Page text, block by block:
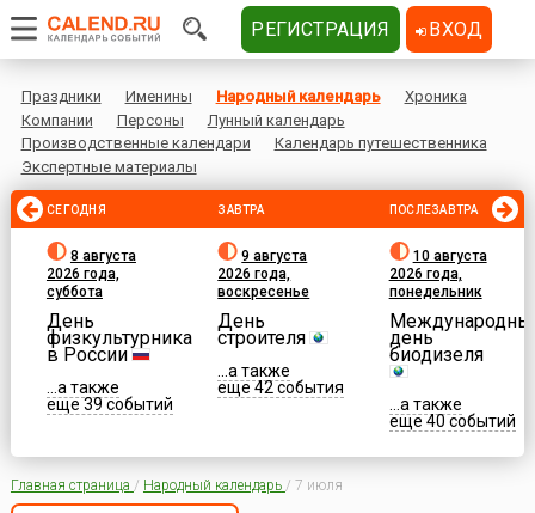
Праздники Именины Народный календарь
Хроника
Компании
Персоны
Лунный календарь
Производственные календари
Календарь путешественника
Экспертные материалы
СЕГОДНЯ
8 августа
2026 года,
суббота
День
физкультурника
в России
...а также
еще 39 событий
ЗАВТРА
9 августа
2026 года,
воскресенье
День
строителя
...а также
еще 42 события
ПОСЛЕЗАВТРА
10 августа
2026 года,
понедельник
день
биодизеля
...а также
еще 40 событий
Главная страница / Народный календарь / 7 июля
РЕГИСТРАЦИЯ ВХОД